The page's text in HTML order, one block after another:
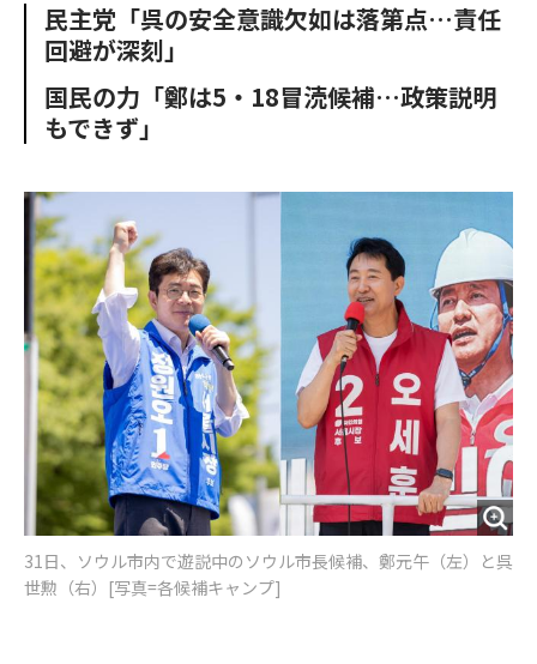
o
o
k
e
r
u
n
民主党「呉の安全意識欠如は落第点…責任
回避が深刻」
国民の力「鄭は5・18冒涜候補…政策説明
もできず」
31日、ソウル市内で遊説中のソウル市長候補、鄭元午（左）と呉
世勲（右）[写真=各候補キャンプ]